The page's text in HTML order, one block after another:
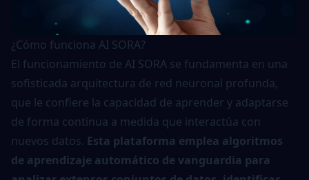
¿Cómo funciona AI SORA?
El funcionamiento de AI SORA se fundamenta en una
sofisticada arquitectura de red neuronal profunda,
que le confiere la capacidad de aprender y adaptarse
de forma continua a medida que interactúa con
nuevos datos. Esta plataforma emplea algoritmos
de aprendizaje automático de vanguardia para